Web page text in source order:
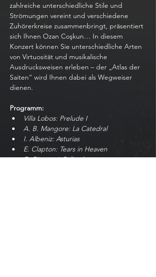
zahlreiche unterschiedliche Stile und
Strömungen vereint und verschiedene
Zuhörerkreise zusammenbringt, präsentiert
sich Ihnen Ozan Coşkun… In diesem
Konzert können Sie unterschiedliche Arten
von Virtuosität und musikalische
Ausdrucksweisen erleben – der „Atlas der
Saiten“ wird Ihnen dabei als Wegweiser
dienen.
Programm:
Villa Lobos: Prelude I
A. B. Mangore: La Catedral
I. Albeniz: Asturias
E. Clapton: Tears in Heaven
E. Gismonti: Palhacho